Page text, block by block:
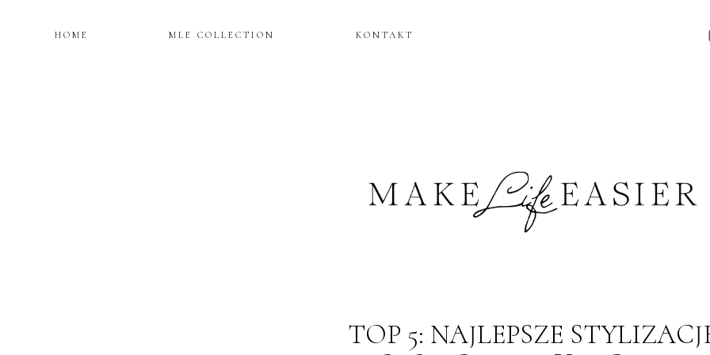
HOME MLE COLLECTION KONTAKT
TOP 5: NAJLEPSZE